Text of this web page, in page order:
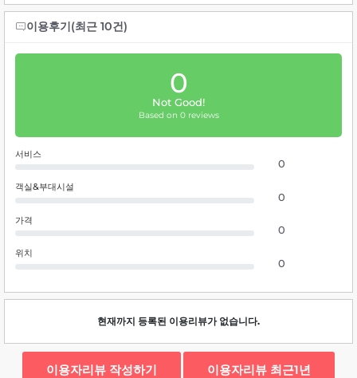
이용후기(최근 10건)
0
Not Good!
Based on 0 reviews
서비스
0
객실&부대시설
0
가격
0
위치
0
현재까지 등록된 이용리뷰가 없습니다.
이용자리뷰 작성하기 이용자리뷰 최근1년